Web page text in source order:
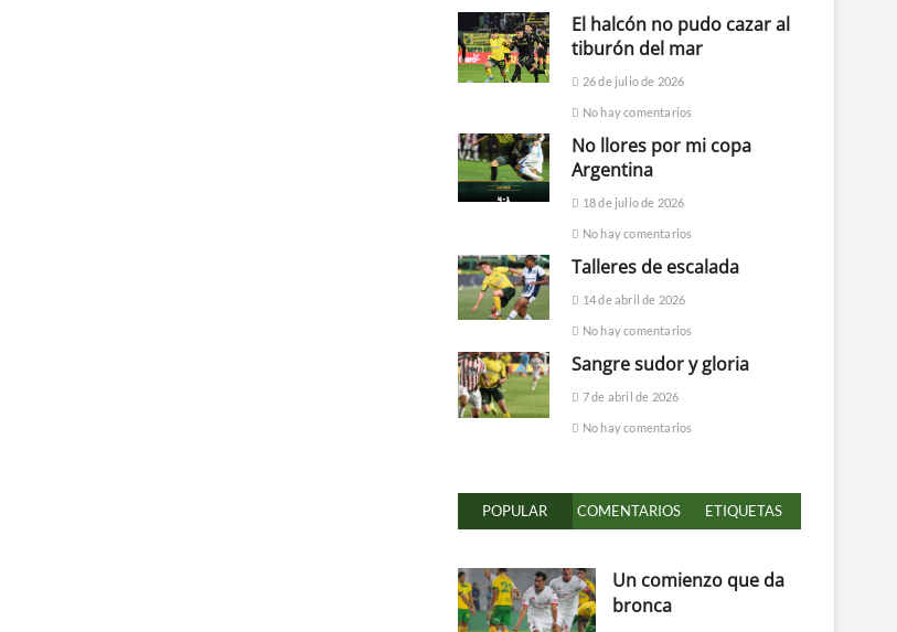
El halcón no pudo cazar al
tiburón del mar
26 de julio de 2026
No hay comentarios
No llores por mi copa
Argentina
18 de julio de 2026
No hay comentarios
Talleres de escalada
14 de abril de 2026
No hay comentarios
Sangre sudor y gloria
7 de abril de 2026
No hay comentarios
POPULAR COMENTARIOS ETIQUETAS
Un comienzo que da
bronca